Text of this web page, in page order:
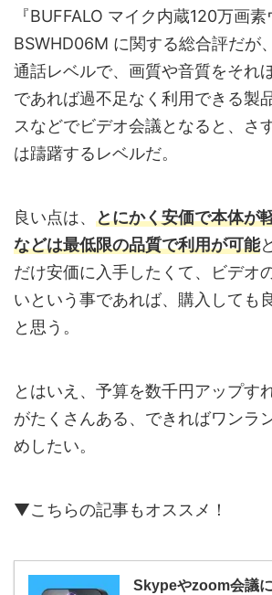
『BUFFALO マイク内蔵120万画素
BSWHD06M に関する総合評だが
通話レベルで、画質や音質をそれ
であれば過不足なく利用できる製
スなどでビデオ会議となると、さ
は躊躇するレベルだ。
良い点は、 とにかく安価で本体が
などは最低限の品質で利用が可能
だけ安価に入手したくて、ビデオ
いという事であれば、購入しても
と思う。
とはいえ、予算を数千円アップす
がたくさんある、できればワンラ
めしたい。
▼こちらの記事もオススメ！
Skypeやzoom会議